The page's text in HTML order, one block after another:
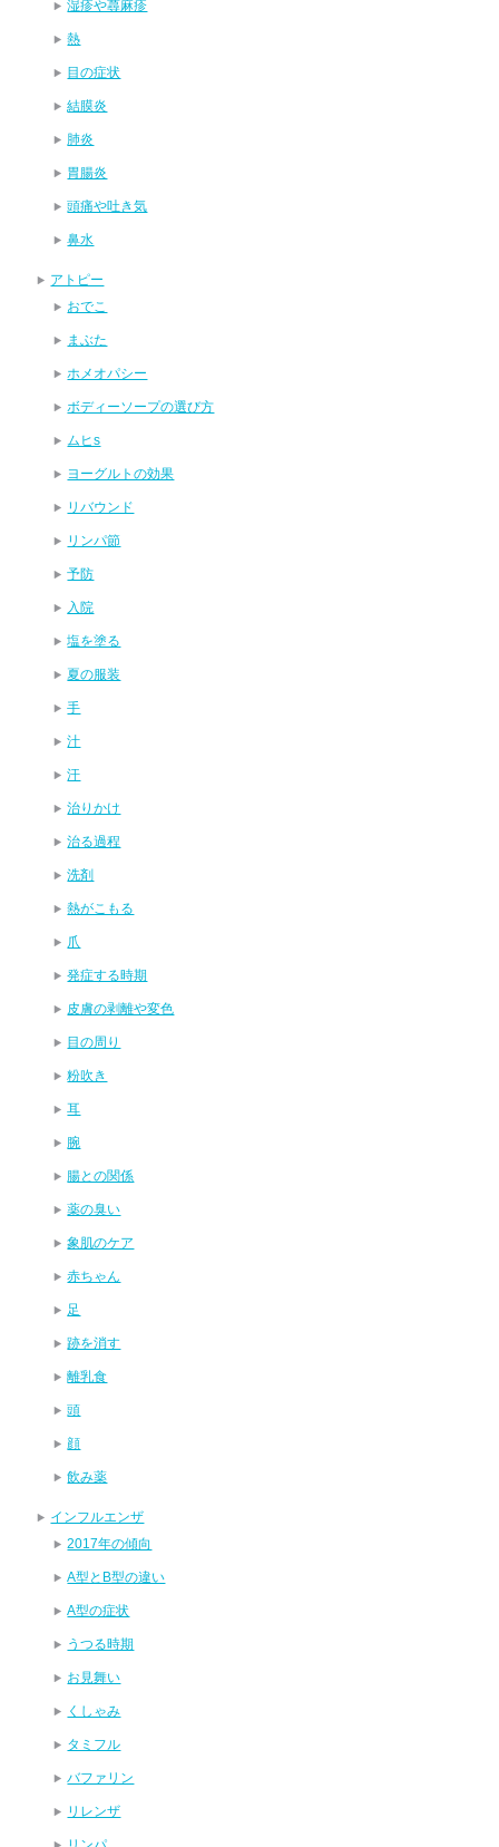
湿疹や蕁麻疹
熱
目の症状
結膜炎
肺炎
胃腸炎
頭痛や吐き気
鼻水
アトピー
おでこ
まぶた
ホメオパシー
ボディーソープの選び方
ムヒs
ヨーグルトの効果
リバウンド
リンパ節
予防
入院
塩を塗る
夏の服装
手
汁
汗
治りかけ
治る過程
洗剤
熱がこもる
爪
発症する時期
皮膚の剥離や変色
目の周り
粉吹き
耳
腕
腸との関係
薬の臭い
象肌のケア
赤ちゃん
足
跡を消す
離乳食
頭
顔
飲み薬
インフルエンザ
2017年の傾向
A型とB型の違い
A型の症状
うつる時期
お見舞い
くしゃみ
タミフル
バファリン
リレンザ